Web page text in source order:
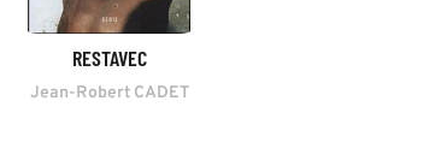
RESTAVEC
Jean-Robert CADET